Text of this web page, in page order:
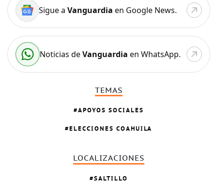
Sigue a Vanguardia en Google News.
Noticias deVanguardia en WhatsApp.
TEMAS
APOYOS SOCIALES
ELECCIONES COAHUILA
LOCALIZACIONES
SALTILLO